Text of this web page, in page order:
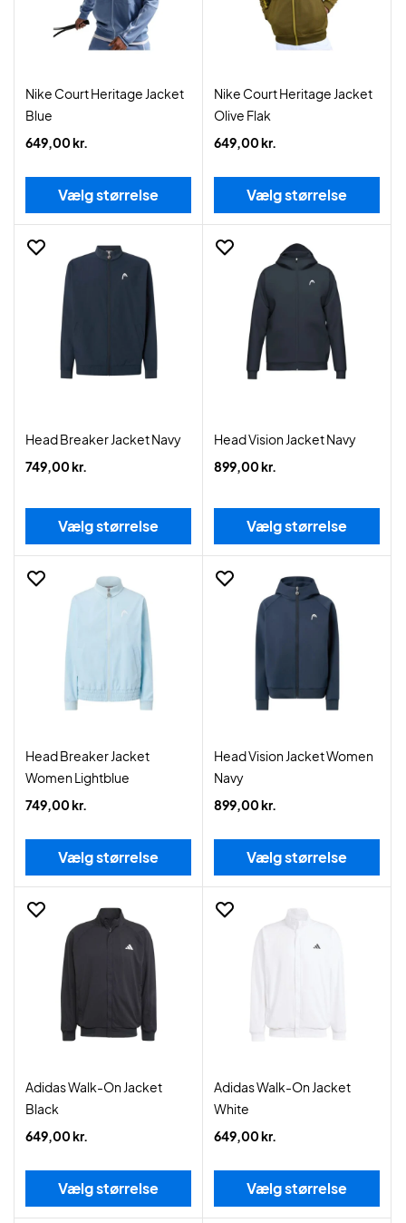
Nike Court Heritage Jacket
Blue
649,00 kr.
Vælg størrelse
Nike Court Heritage Jacket
Olive Flak
649,00 kr.
Vælg størrelse
Head Breaker Jacket Navy
749,00 kr.
Vælg størrelse
Head Vision Jacket Navy
899,00 kr.
Vælg størrelse
Head Breaker Jacket
Women Lightblue
749,00 kr.
Vælg størrelse
Head Vision Jacket Women
Navy
899,00 kr.
Vælg størrelse
Adidas Walk-On Jacket
Black
649,00 kr.
Vælg størrelse
Adidas Walk-On Jacket
White
649,00 kr.
Vælg størrelse